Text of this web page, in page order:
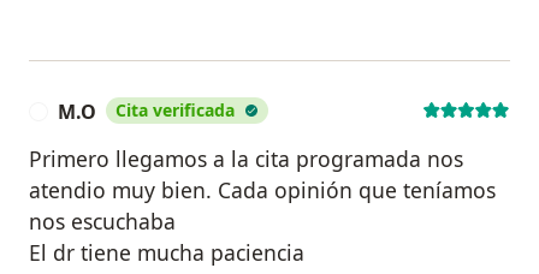
M.O Cita verificada
Primero llegamos a la cita programada nos
atendio muy bien. Cada opinión que teníamos
nos escuchaba
El dr tiene mucha paciencia